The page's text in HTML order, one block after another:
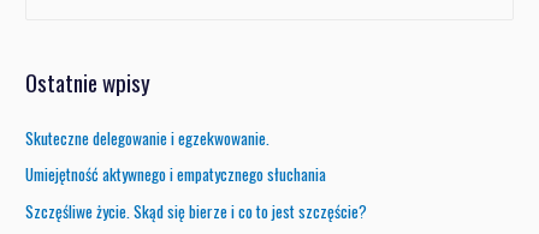
Ostatnie wpisy
Skuteczne delegowanie i egzekwowanie.
Umiejętność aktywnego i empatycznego słuchania
Szczęśliwe życie. Skąd się bierze i co to jest szczęście?